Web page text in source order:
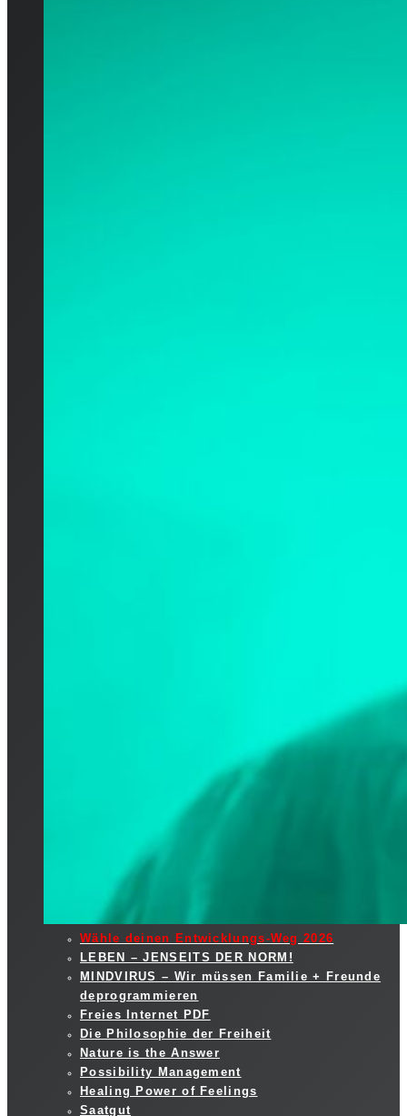
Wähle deinen Entwicklungs-Weg 2026
LEBEN – JENSEITS DER NORM!
MINDVIRUS – Wir müssen Familie + Freunde
deprogrammieren
Freies Internet PDF
Die Philosophie der Freiheit
Nature is the Answer
Possibility Management
Healing Power of Feelings
Saatgut